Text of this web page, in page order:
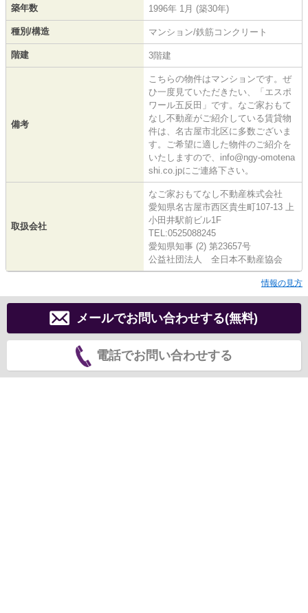
築年数 1996年 1月 (築30年)
種別/構造 マンション/鉄筋コンクリート
階建 3階建
備考
こちらの物件はマンションです。ぜ
ひ一度見ていただきたい、「エスポ
ワール五反田」です。なご家おもて
なし不動産がご紹介している賃貸物
件は、名古屋市北区に多数ございま
す。ご希望に適した物件のご紹介を
いたしますので、info@ngy-omotena
shi.co.jpにご連絡下さい。
取扱会社
なご家おもてなし不動産株式会社
愛知県名古屋市西区貴生町107-13 上
小田井駅前ビル1F
TEL:0525088245
愛知県知事 (2) 第23657号
公益社団法人 全日本不動産協会
情報の見方
メールでお問い合わせする(無料)
電話でお問い合わせする